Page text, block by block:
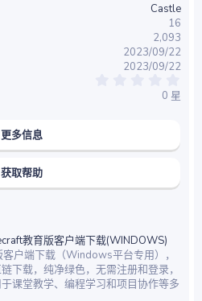
Castle
16
2,093
2023/09/22
2023/09/22
0 星
更多信息
获取帮助
教育版客户端下载(WINDOWS)
户端下载（Windows平台专用），
下载，纯净绿色，无需注册和登录，
课堂教学、编程学习和项目协作等多